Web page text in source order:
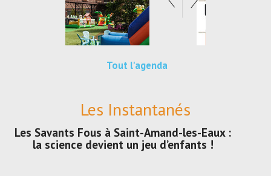
Tout l'agenda
Les Instantanés
Les Savants Fous à Saint-Amand-les-Eaux :
la science devient un jeu d’enfants !